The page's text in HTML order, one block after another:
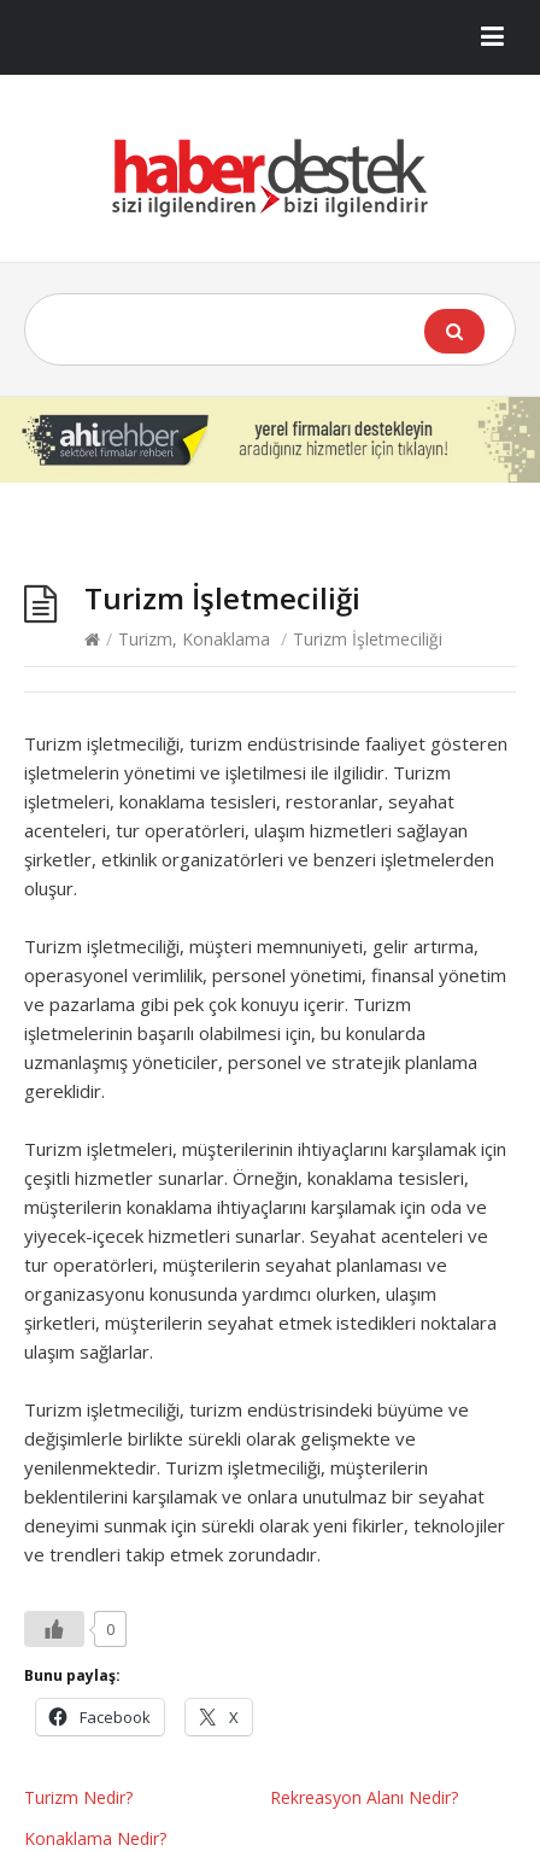
Turizm İşletmeciliği
/ Turizm, Konaklama / Turizm İşletmeciliği
Turizm işletmeciliği, turizm endüstrisinde faaliyet gösteren
işletmelerin yönetimi ve işletilmesi ile ilgilidir. Turizm
işletmeleri, konaklama tesisleri, restoranlar, seyahat
acenteleri, tur operatörleri, ulaşım hizmetleri sağlayan
şirketler, etkinlik organizatörleri ve benzeri işletmelerden
oluşur.
Turizm işletmeciliği, müşteri memnuniyeti, gelir artırma,
operasyonel verimlilik, personel yönetimi, finansal yönetim
ve pazarlama gibi pek çok konuyu içerir. Turizm
işletmelerinin başarılı olabilmesi için, bu konularda
uzmanlaşmış yöneticiler, personel ve stratejik planlama
gereklidir.
Turizm işletmeleri, müşterilerinin ihtiyaçlarını karşılamak için
çeşitli hizmetler sunarlar. Örneğin, konaklama tesisleri,
müşterilerin konaklama ihtiyaçlarını karşılamak için oda ve
yiyecek-içecek hizmetleri sunarlar. Seyahat acenteleri ve
tur operatörleri, müşterilerin seyahat planlaması ve
organizasyonu konusunda yardımcı olurken, ulaşım
şirketleri, müşterilerin seyahat etmek istedikleri noktalara
ulaşım sağlarlar.
Turizm işletmeciliği, turizm endüstrisindeki büyüme ve
değişimlerle birlikte sürekli olarak gelişmekte ve
yenilenmektedir. Turizm işletmeciliği, müşterilerin
beklentilerini karşılamak ve onlara unutulmaz bir seyahat
deneyimi sunmak için sürekli olarak yeni fikirler, teknolojiler
ve trendleri takip etmek zorundadır.
0
Bunu paylaş:
Facebook X
Turizm Nedir?
Rekreasyon Alanı Nedir?
Konaklama Nedir?